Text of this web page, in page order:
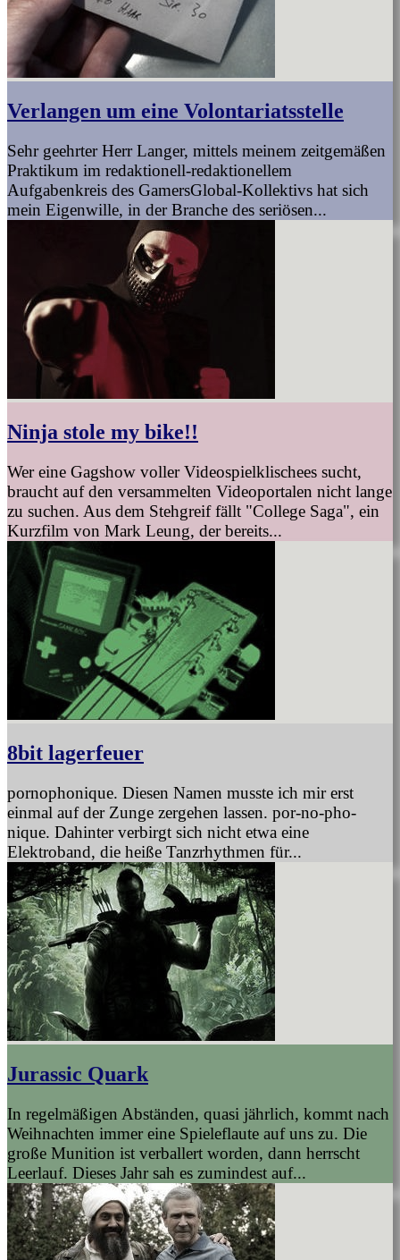
Verlangen um eine Volontariatsstelle
Sehr geehrter Herr Langer, mittels meinem zeitgemäßen
Praktikum im redaktionell-redaktionellem
Aufgabenkreis des GamersGlobal-Kollektivs hat sich
mein Eigenwille, in der Branche des seriösen...
Ninja stole my bike!!
Wer eine Gagshow voller Videospielklischees sucht,
braucht auf den versammelten Videoportalen nicht lange
zu suchen. Aus dem Stehgreif fällt "College Saga", ein
Kurzfilm von Mark Leung, der bereits...
8bit lagerfeuer
pornophonique. Diesen Namen musste ich mir erst
einmal auf der Zunge zergehen lassen. por-no-pho-
nique. Dahinter verbirgt sich nicht etwa eine
Elektroband, die heiße Tanzrhythmen für...
Jurassic Quark
In regelmäßigen Abständen, quasi jährlich, kommt nach
Weihnachten immer eine Spieleflaute auf uns zu. Die
große Munition ist verballert worden, dann herrscht
Leerlauf. Dieses Jahr sah es zumindest auf...